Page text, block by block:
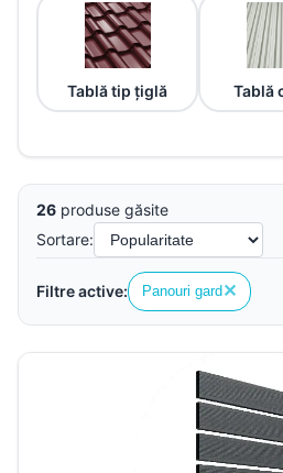
Tablă tip țiglă Tablă
26 produse găsite
Filtre active: Panouri gard ✕
Sortare: